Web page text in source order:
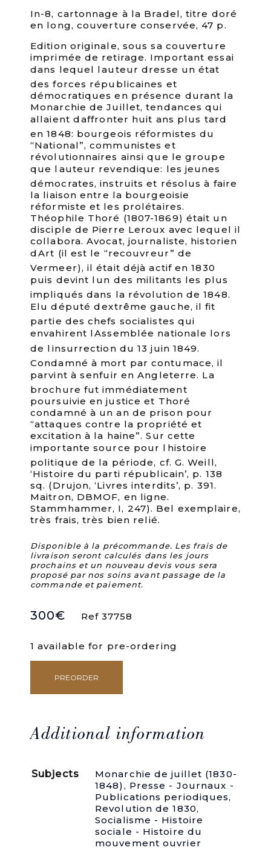
In-8, cartonnage à la Bradel, titre doré
en long, couverture conservée, 47 p.
Edition originale, sous sa couverture
imprimée de retirage. Important essai
dans lequel lauteur dresse un état
des forces républicaines et
démocratiques en présence durant la
Monarchie de Juillet, tendances qui
allaient daffronter huit ans plus tard
en 1848: bourgeois réformistes du
“National”, communistes et
révolutionnaires ainsi que le groupe
que lauteur revendique: les jeunes
démocrates, instruits et résolus à faire
la liaison entre la bourgeoisie
réformiste et les prolétaires.
Théophile Thoré (1807-1869) était un
disciple de Pierre Leroux avec lequel il
collabora. Avocat, journaliste, historien
dArt (il est le “recouvreur” de
Vermeer), il était déjà actif en 1830
puis devint lun des militants les plus
impliqués dans la révolution de 1848.
Elu député dextrême gauche, il fit
partie des chefs socialistes qui
envahirent lAssemblée nationale lors
de linsurrection du 13 juin 1849.
Condamné à mort par contumace, il
parvint à senfuir en Angleterre. La
brochure fut immédiatement
poursuivie en justice et Thoré
condamné à un an de prison pour
“attaques contre la propriété et
excitation à la haine”. Sur cette
importante source pour lhistoire
politique de la période, cf. G. Weill,
‘Histoire du parti républicain’, p. 138
sq. (Drujon, ‘Livres interdits’, p. 391.
Maitron, DBMOF, en ligne.
Stammhammer, I, 247). Bel exemplaire,
très frais, très bien relié.
Disponible à la précommande. Les frais de
livraison seront calculés dans les jours
prochains et un nouveau devis vous sera
proposé par nos soins avant passage de la
commande et paiement.
300€ Ref 37758
1 available for pre-ordering
vérité
Parti
Démocratique.
PREORDER
Additional information
Subjects
Monarchie de juillet (1830-
1848), Presse - Journaux -
Publications periodiques,
Revolution de 1830,
Socialisme - Histoire
sociale - Histoire du
mouvement ouvrier